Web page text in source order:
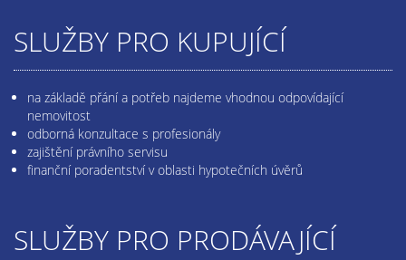
SLUŽBY PRO KUPUJÍCÍ
na základě přání a potřeb najdeme vhodnou odpovídající
nemovitost
odborná konzultace s profesionály
zajištění právního servisu
finanční poradentství v oblasti hypotečních úvěrů
SLUŽBY PRO PRODÁVAJÍCÍ